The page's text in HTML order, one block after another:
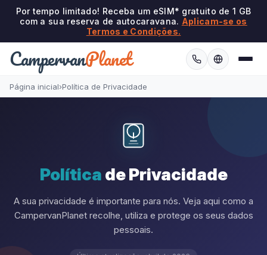
Por tempo limitado! Receba um eSIM* gratuito de 1 GB
com a sua reserva de autocaravana. Aplicam-se os
Termos e Condições.
CampervanPlanet
Página inicial›Política de Privacidade
Política de Privacidade
A sua privacidade é importante para nós. Veja aqui como a
CampervanPlanet recolhe, utiliza e protege os seus dados
pessoais.